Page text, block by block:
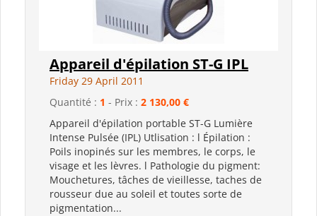
Appareil d'épilation ST-G IPL
Friday 29 April 2011
Quantité : 1 - Prix : 2 130,00 €
Appareil d'épilation portable ST-G Lumière
Intense Pulsée (IPL) Utlisation : l Épilation :
Poils inopinés sur les membres, le corps, le
visage et les lèvres. l Pathologie du pigment:
Mouchetures, tâches de vieillesse, taches de
rousseur due au soleil et toutes sorte de
pigmentation...